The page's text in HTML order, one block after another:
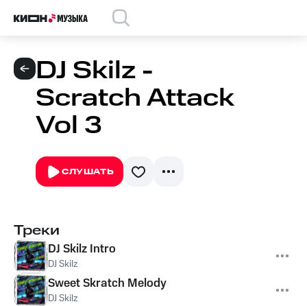
DJ Skilz -
Scratch Attack
Vol 3
СЛУШАТЬ
Треки
DJ Skilz Intro
DJ Skilz
Sweet Skratch Melody
DJ Skilz